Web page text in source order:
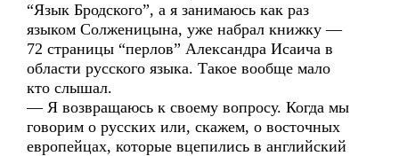
“Язык Бродского”, а я занимаюсь как раз
языком Солженицына, уже набрал книжку —
72 страницы “перлов” Александра Исаича в
области русского языка. Такое вообще мало
кто слышал.
— Я возвращаюсь к своему вопросу. Когда мы
говорим о русских или, скажем, о восточных
европейцах, которые вцепились в английский